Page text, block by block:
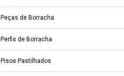
Peças de Borracha
Perfis de Borracha
Pisos Pastilhados